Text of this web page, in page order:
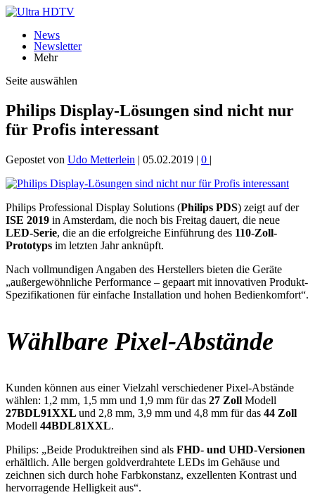
News
Newsletter
Mehr
Seite auswählen
Philips Display-Lösungen sind nicht nur
für Profis interessant
Gepostet von Udo Metterlein | 05.02.2019 | 0 |
Philips Professional Display Solutions (Philips PDS) zeigt auf der
ISE 2019 in Amsterdam, die noch bis Freitag dauert, die neue
LED-Serie, die an die erfolgreiche Einführung des 110-Zoll-
Prototyps im letzten Jahr anknüpft.
Nach vollmundigen Angaben des Herstellers bieten die Geräte
„außergewöhnliche Performance – gepaart mit innovativen Produkt-
Spezifikationen für einfache Installation und hohen Bedienkomfort“.
Wählbare Pixel-Abstände
Kunden können aus einer Vielzahl verschiedener Pixel-Abstände
wählen: 1,2 mm, 1,5 mm und 1,9 mm für das 27 Zoll Modell
27BDL91XXL und 2,8 mm, 3,9 mm und 4,8 mm für das 44 Zoll
Modell 44BDL81XXL.
Philips: „Beide Produktreihen sind als FHD- und UHD-Versionen
erhältlich. Alle bergen goldverdrahtete LEDs im Gehäuse und
zeichnen sich durch hohe Farbkonstanz, exzellenten Kontrast und
hervorragende Helligkeit aus“.